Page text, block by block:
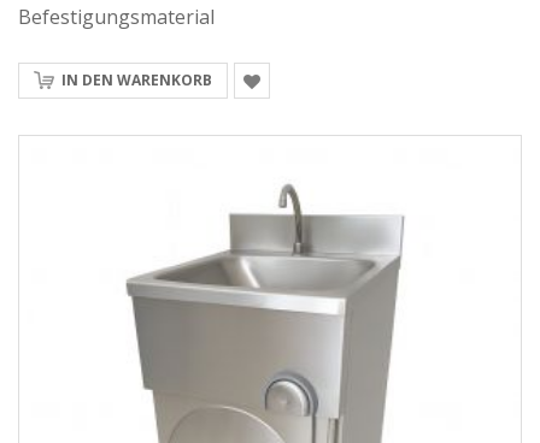
Befestigungsmaterial
IN DEN WARENKORB